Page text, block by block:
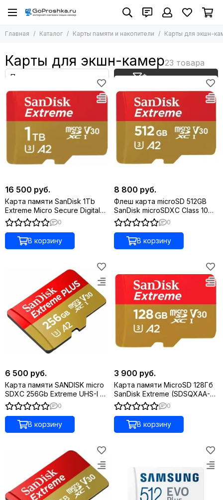
Карты памяти и накопители
Карты для фотоаппаратов
Внешние жесткие диски SSD
Главная Каталог Карты памяти и накопители Карты для экшн-
Карты для экшн-камер
Фильтр товаров
16 500 руб.
Карта памяти SanDisk 1Tb
Extreme Micro Secure Digital
XC Class 10 UHS-I
0
В корзину
8 800 руб.
Флеш карта microSD 512GB
SanDisk microSDXC Class 10
UHS-I A2 C10 V30 U3 Extreme
190MB/s SDSQXAV-512G-
GN6MN
0
В корзину
6 500 руб.
Карта памяти SANDISK micro
SDXC 256Gb Extreme UHS-I U3
V30 A2 (190/130 MB/s)
0
В корзину
3 900 руб.
Карта памяти MicroSD 128Гб
SanDisk Extreme (SDSQXAA-
128G-GN6MN)
0
В корзину